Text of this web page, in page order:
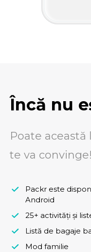
Încă nu
Poate
te va convinge!
Packr este
Android
25+ activități și
Listă de bagaje
Mod familie